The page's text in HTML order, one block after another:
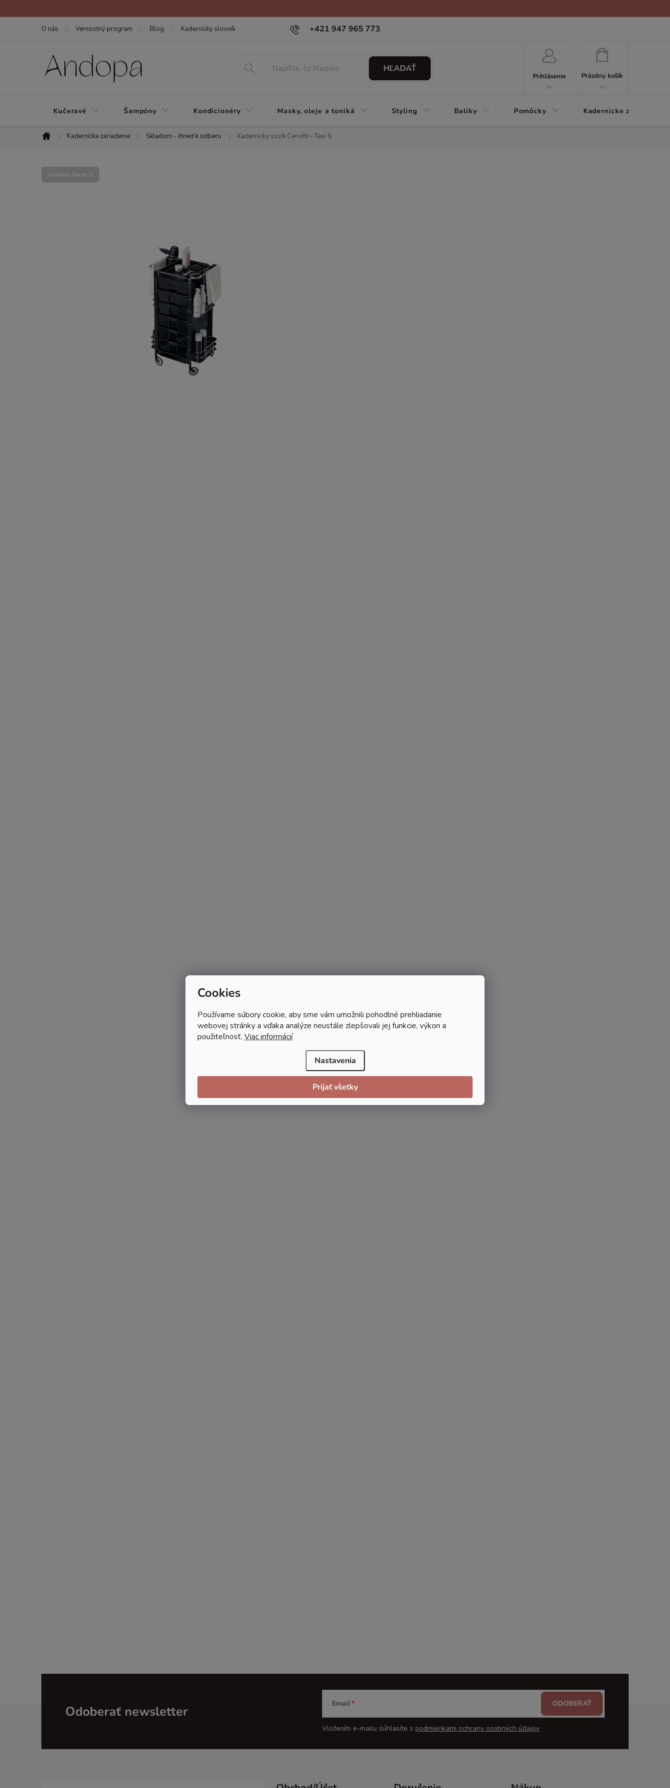
Cookies
Používame súbory cookie, aby sme vám umožnili pohodlné prehliadanie
webovej stránky a vďaka analýze neustále zlepšovali jej funkcie, výkon a
použiteľnosť. Viac informácií
Nastavenia
Prijať všetky
na
+421 947 965 773
O nás Vernostný program Blog Kadernícky slovník
HĽADAŤ
Prihlásenie
NÁKUPNÝ
Prázdny košík
Kučeravé Šampóny Kondicionéry Masky, oleje a toniká Styling Balíky Pomôcky Kadernícke zariadenie
Domov
Kadernícke zariadenie Skladom - ihneď k odberu Kadernícky vozík Ceriotti - Taxi S
contact-form-0
Odoberať newsletter Email
Vložením e-mailu súhlasíte s podmienkami ochrany osobných údajov
ODOBERAŤ